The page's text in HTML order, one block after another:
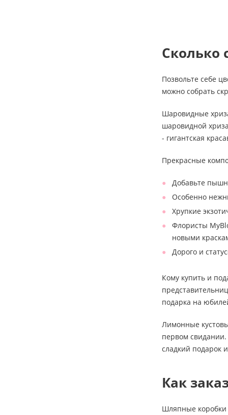
Сколько
Позвольте себе
можно собрать
Шаровидные
шаровидной
- гигантская
Прекрасные
Добавьте
Особенно
Хрупкие
Флористы
новыми
Дорого и
Кому купить и
подарка на
Лимонные
первом свидании.
сладкий подарок
Как
Шляпные коробки